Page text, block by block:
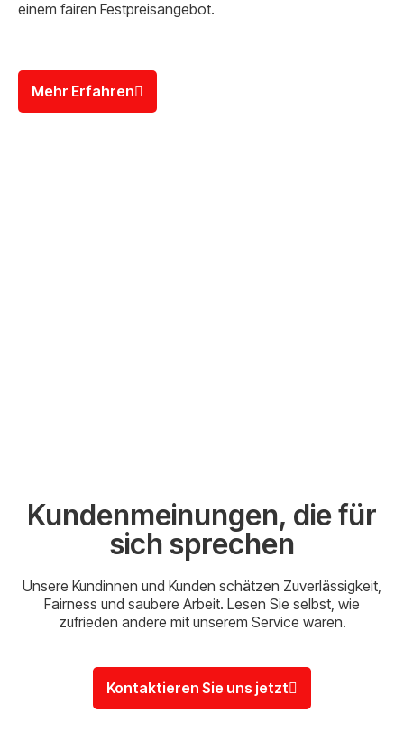
einem fairen Festpreisangebot.
Mehr Erfahren
Kundenmeinungen, die für
sich sprechen
Unsere Kundinnen und Kunden schätzen Zuverlässigkeit,
Fairness und saubere Arbeit. Lesen Sie selbst, wie
zufrieden andere mit unserem Service waren.
Kontaktieren Sie uns jetzt